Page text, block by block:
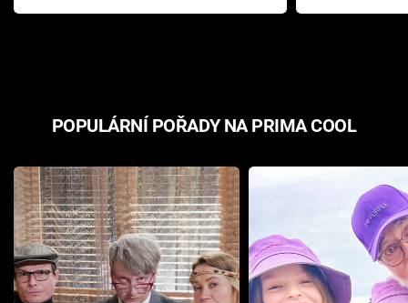
Pottera přišla s ráznou
přichází s
POPULÁRNÍ POŘADY NA PRIMA COOL